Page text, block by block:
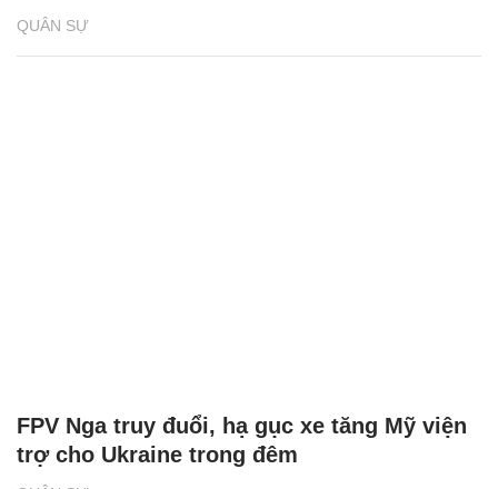
QUÂN SỰ
FPV Nga truy đuổi, hạ gục xe tăng Mỹ viện
trợ cho Ukraine trong đêm